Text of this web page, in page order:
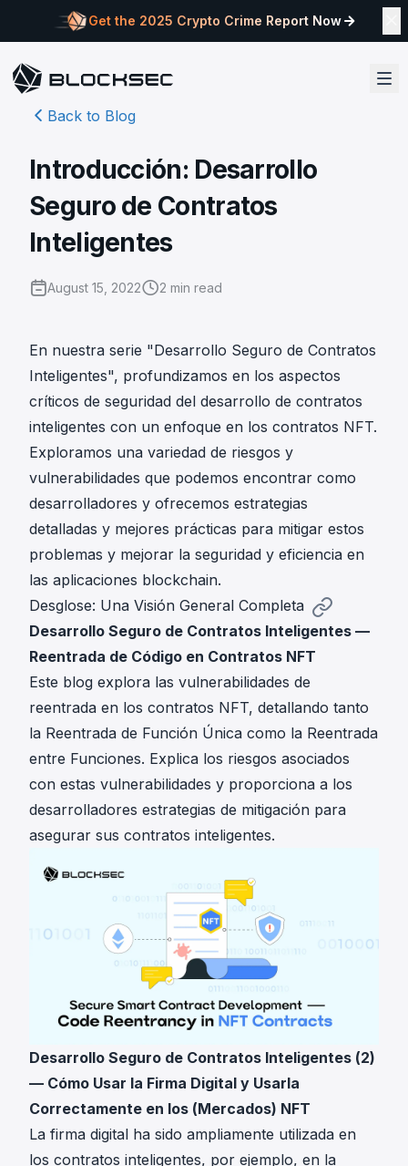
Get the 2025 Crypto Crime Report Now
Back to Blog
Introducción: Desarrollo
Seguro de Contratos
Inteligentes
August 15, 2022 2 min read
En nuestra serie "Desarrollo Seguro de Contratos
Inteligentes", profundizamos en los aspectos
críticos de seguridad del desarrollo de contratos
inteligentes con un enfoque en los contratos NFT.
Exploramos una variedad de riesgos y
vulnerabilidades que podemos encontrar como
desarrolladores y ofrecemos estrategias
detalladas y mejores prácticas para mitigar estos
problemas y mejorar la seguridad y eficiencia en
las aplicaciones blockchain.
Desglose: Una Visión General Completa
Desarrollo Seguro de Contratos Inteligentes —
Reentrada de Código en Contratos NFT
Este blog explora las vulnerabilidades de
reentrada en los contratos NFT, detallando tanto
la Reentrada de Función Única como la Reentrada
entre Funciones. Explica los riesgos asociados
con estas vulnerabilidades y proporciona a los
desarrolladores estrategias de mitigación para
asegurar sus contratos inteligentes.
Desarrollo Seguro de Contratos Inteligentes (2)
— Cómo Usar la Firma Digital y Usarla
Correctamente en los (Mercados) NFT
La firma digital ha sido ampliamente utilizada en
los contratos inteligentes, por ejemplo, en la